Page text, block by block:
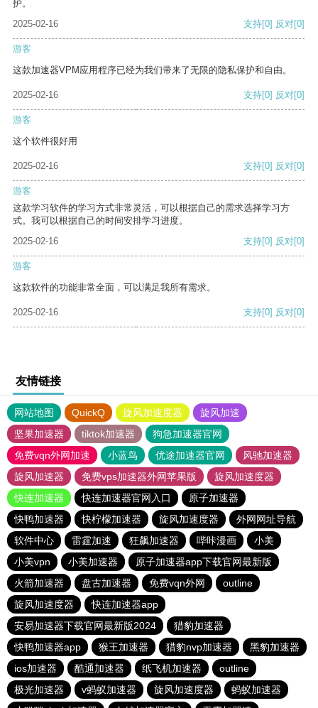
护。
2025-02-16
支持[0] 反对[0]
游客
这款加速器VPM应用程序已经为我们带来了无限的隐私保护和自由。
2025-02-16 支持[0] 反对[0]
游客
这个软件很好用
2025-02-16 支持[0] 反对[0]
游客
这款学习软件的学习方式非常灵活，可以根据自己的需求选择学习方
式。我可以根据自己的时间安排学习进度。
2025-02-16
支持[0] 反对[0]
游客
这款软件的功能非常全面，可以满足我所有需求。
2025-02-16 支持[0] 反对[0]
友情链接
网站地图 QuickQ 旋风加速度器
旋风加速
坚果加速器
tiktok加速器
狗急加速器官网
免费vqn外网加速
小蓝鸟 优途加速器官网
风驰加速器
旋风加速器
免费vps加速器外网苹果版
旋风加速度器
快连加速器
快连加速器官网入口
原子加速器
快鸭加速器
快柠檬加速器 旋风加速度器
外网网址导航
软件中心
雷霆加速 狂飙加速器 哔咔漫画
小美
小美vpn
小美加速器
原子加速器app下载官网最新版
火箭加速器
盘古加速器 免费vqn外网
outline
旋风加速度器
快连加速器app
安易加速器下载官网最新版2024
猎豹加速器
快鸭加速器app
猴王加速器 猎豹nvp加速器
黑豹加速器
ios加速器
酷通加速器 纸飞机加速器
outline
极光加速器
v蚂蚁加速器 旋风加速度器
蚂蚁加速器